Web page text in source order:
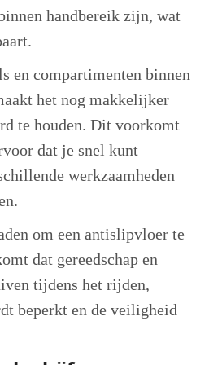
handbereik zijn, wat
en compartimenten binnen
het nog makkelijker
te houden. Dit voorkomt
dat je snel kunt
werkzaamheden
om een antislipvloer te
dat gereedschap en
tijdens het rijden,
beperkt en de veiligheid